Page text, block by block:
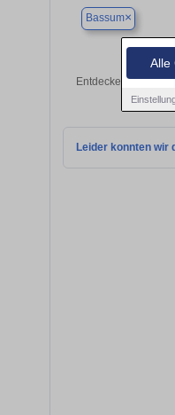
Alle
Bassum×
Entdecken Sie in
Leider konnten wir